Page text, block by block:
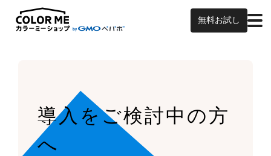
無料お試し
導入をご検討中の方
へ